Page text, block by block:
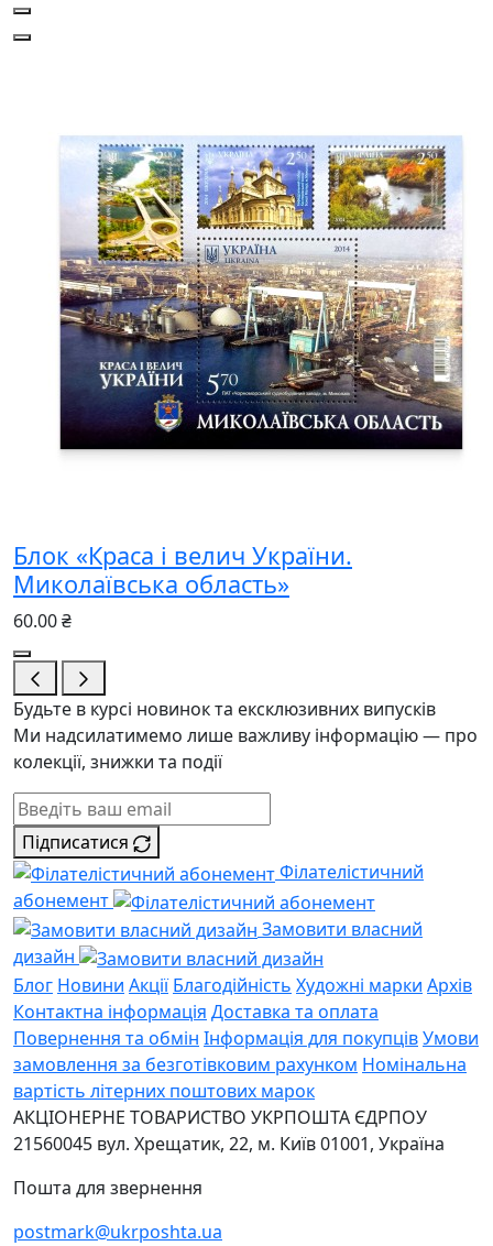
Блок «Краса і велич України.
Миколаївська область»
60.00 ₴
Будьте в курсі новинок та ексклюзивних випусків
Ми надсилатимемо лише важливу інформацію — про
колекції, знижки та події
Підписатися
Філателістичний
абонемент
Замовити власний
дизайн
Блог Новини Акції Благодійність Художні марки Архів
Контактна інформація Доставка та оплата
Повернення та обмін Інформація для покупцівУмови
замовлення за безготівковим рахунком Номінальна
вартість літерних поштових марок
АКЦІОНЕРНЕ ТОВАРИСТВО УКРПОШТА ЄДРПОУ
21560045 вул. Хрещатик, 22, м. Київ01001, Україна
Пошта для звернення
postmark@ukrposhta.ua